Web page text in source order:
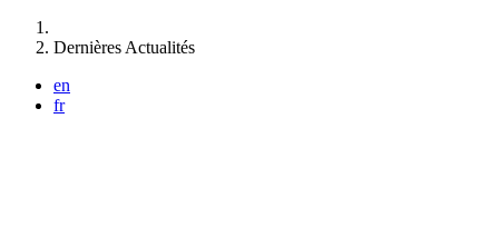
Vous êtes ici :
Dernières Actualités
en
fr